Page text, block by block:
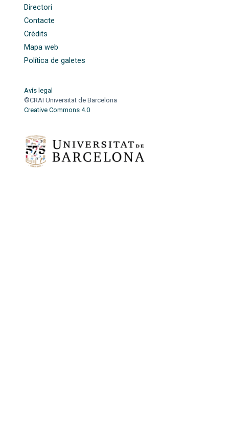
Directori
Contacte
Crèdits
Mapa web
Política de galetes
Avís legal
©CRAI Universitat de Barcelona
Creative Commons 4.0